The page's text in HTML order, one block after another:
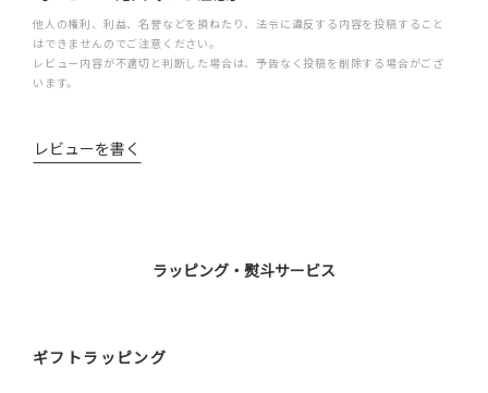
他人の権利、利益、名誉などを損ねたり、法令に違反する内容を投稿すること
はできませんのでご注意ください。
レビュー内容が不適切と判断した場合は、予告なく投稿を削除する場合がござ
います。
レビューを書く
ラッピング・熨斗サービス
ギフトラッピング